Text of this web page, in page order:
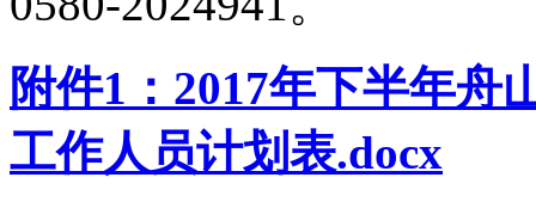
附件1 ： 2017年下半年舟
工作人员计划表.docx